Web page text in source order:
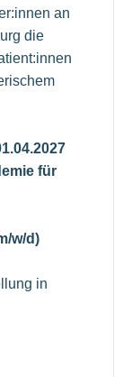
an
die
für
w/d)
in